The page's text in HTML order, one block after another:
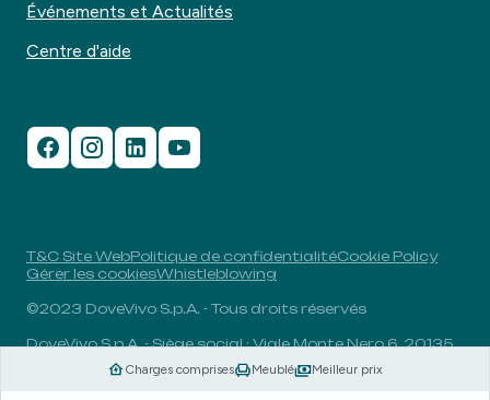
Charges comprises Meublé Meilleur prix
Événements et Actualités
Centre d'aide
T&C Site WebPolitique de confidentialitéCookie Policy
Gérer les cookiesWhistleblowing
©2023 DoveVivo S.p.A. - Tous droits réservés
DoveVivo S.p.A. - Siège social : Viale Monte Nero 6, 20135,
Milan, Italie - N° TVA : 00406960732 - R.E.A. : MI-1838078
- Capital social entièrement libéré : 1.829.649,81 euros